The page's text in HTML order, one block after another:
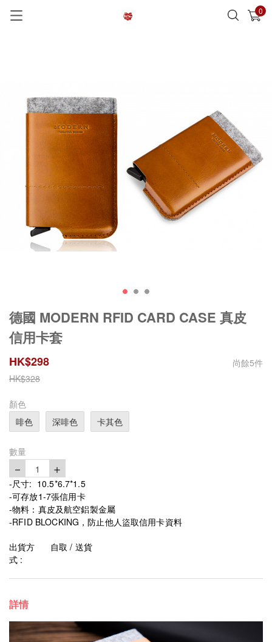
0
已加入購物車 查看
德國 MODERN RFID CARD CASE 真皮
信用卡套
HK$298 尚餘5件
HK$328
顏色
啡色
深啡色 卡其色
數量
－ 1 ＋
-尺寸: 10.5*6.7*1.5
-可存放1-7張信用卡
-物料：真皮及航空鋁製金屬
-RFID BLOCKING，防止他人盜取信用卡資料
出貨方
式 :
自取 / 送貨
詳情